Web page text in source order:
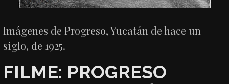
Imágenes de Progreso, Yucatán de hace un
siglo, de 1925.
FILME: PROGRESO